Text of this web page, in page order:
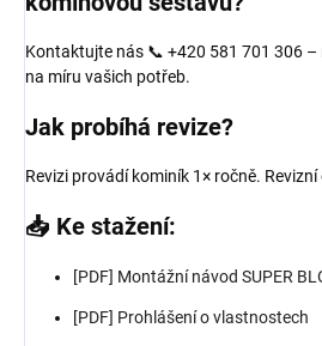
Kontaktujte nás 📞 +420 581 701 306
na míru vašich potřeb.
Jak probíhá revize?
Revizi provádí kominík 1× ročně.
📥 Ke stažení:
[PDF] Montážní návod SUPER
[PDF] Prohlášení o vlastnostech